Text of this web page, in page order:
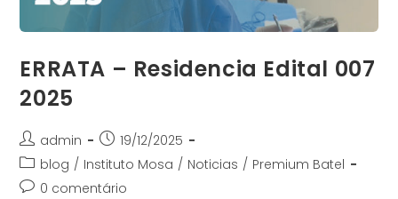
ERRATA – Residencia Edital 007
2025
admin
19/12/2025
blog / Instituto Mosa / Noticias / Premium Batel
0 comentário